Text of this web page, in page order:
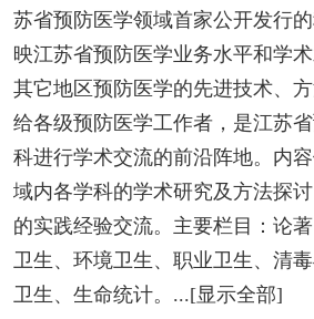
苏省预防医学领域首家公开发行
映江苏省预防医学业务水平和学
其它地区预防医学的先进技术、
给各级预防医学工作者，是江苏
科进行学术交流的前沿阵地。内
域内各学科的学术研究及方法探
的实践经验交流。主要栏目：论
卫生、环境卫生、职业卫生、清
卫生、生命统计。...[显示全部]